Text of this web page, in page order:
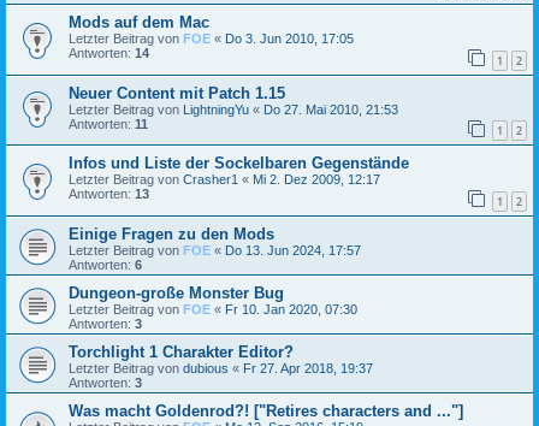
Mods auf dem Mac
Letzter Beitrag von FOE « Do 3. Jun 2010, 17:05
Antworten: 14 1 2
Neuer Content mit Patch 1.15
Letzter Beitrag von LightningYu « Do 27. Mai 2010, 21:53
Antworten: 11 1 2
Infos und Liste der Sockelbaren Gegenstände
Letzter Beitrag von Crasher1 « Mi 2. Dez 2009, 12:17
Antworten: 13 1 2
Einige Fragen zu den Mods
Letzter Beitrag von FOE « Do 13. Jun 2024, 17:57
Antworten: 6
Dungeon-große Monster Bug
Letzter Beitrag von FOE « Fr 10. Jan 2020, 07:30
Antworten: 3
Torchlight 1 Charakter Editor?
Letzter Beitrag von dubious « Fr 27. Apr 2018, 19:37
Antworten: 3
Was macht Goldenrod?! ["Retires characters and ..."]